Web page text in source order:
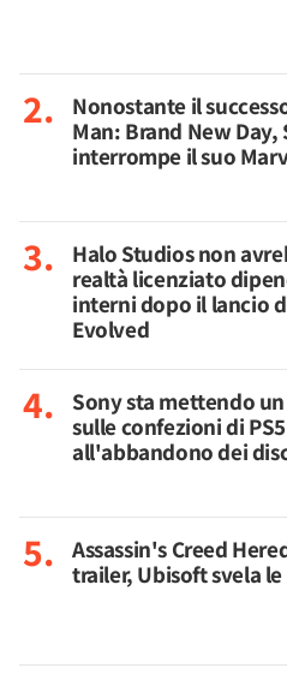
Nonostante il
Man: Brand New Day,
interrompe il suo
Halo Studios non
realtà licenziato
interni dopo il lancio
Evolved
Sony sta mettendo
sulle confezioni di
all'abbandono dei
Assassin's Creed
trailer, Ubisoft svela